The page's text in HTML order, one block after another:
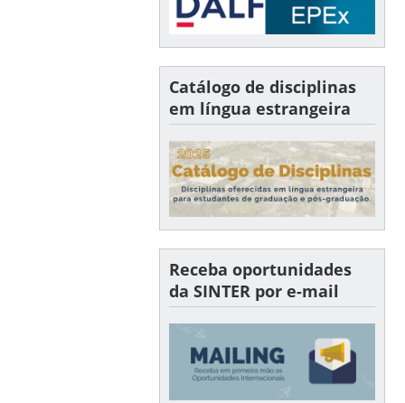
Catálogo de disciplinas
em língua estrangeira
Receba oportunidades
da SINTER por e-mail